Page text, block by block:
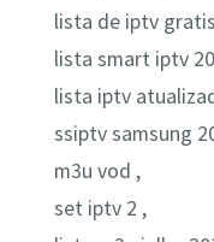
lista de iptv
lista smart iptv
lista iptv
ssiptv samsung
m3u vod ,
set iptv 2 ,